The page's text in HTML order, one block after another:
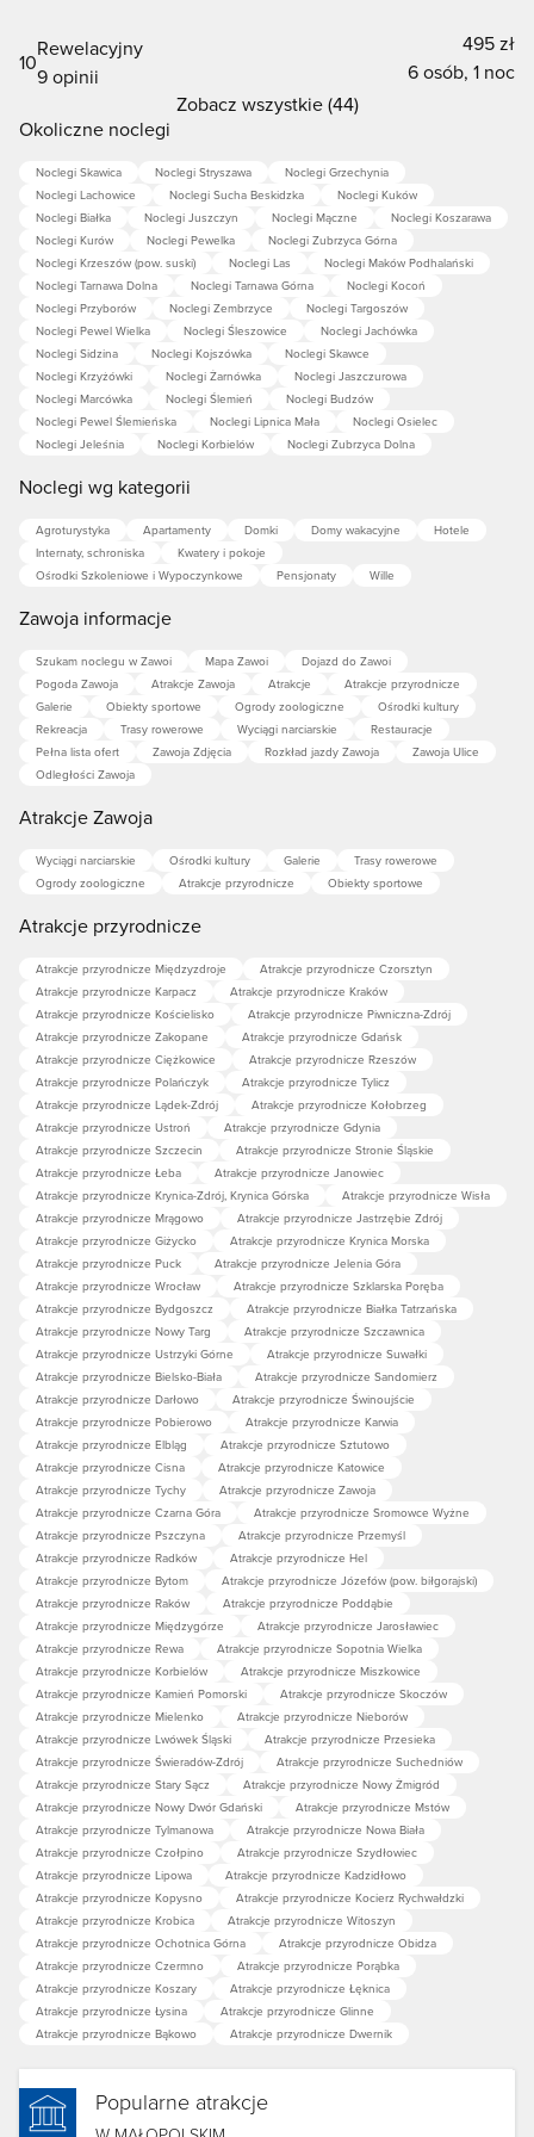
Diabła, Diabelski szczyt,
Polskie Kilimandżaro.
Szczyt Babiej Góry
2,5 godziny marszu z najpopularniejszej bazy
wypadowej - Przełęczy Krowiarki wystarczy, aby
stanąć na Babiej Górze. Jak przystało na Koronę Gór
Polskich - szczyt Babiej Góry jestbardzo rozległy
Dzięki temu, przy odpowiedniej aurze możemy
podziwiać piękne krajobrazy i nie musimy się tłoczyć,
jak np. na Giewoncie. A ci, którzy podejmą wyzwanie,
aby obejrzeć tam wschód albo zachód słońca i trafią na
okno pogodowe, na pewno nie będą żałować -
Beskidy - najpiękniejsze pasmo górskie w Polsce-
zachwycają o każdej porze roku.
Wierzchołki masywu Babiej Góry
Diablak -1725 m n.p.m.
Najwyższy wierzchołek Babiej Góry to Diablak (po
słowacku Babia Hora), który wyróżnia się wybitnymi
walorami widokowymi.
świata zapiera dech w piersiach, bo gdzie się nie
obejrzeć tam góry.
tatrzańskie szczyty. Widać również wierzchołki Małej
Fatry, Wielki Chocz i Jezioro Orawskie. W kierunku
północnym roztacza się przepiękna panorama
obejmującaBeskid Żywiecki, Śląski i Makowski. Na
wschodzie mamy pasmo Policy(1369m n.p.m.)
WyspowyiGorce. W kierunku zachodnim zacnie
ukazuje się Mała Babia Góra, Mędralowa i Pilsko. Przy
sprzyjającej pogodzie dostrzeżecie równieżSkrzyczne
(1257 m n.p.m.)iBaranią Górę(1220 m n.p.m).
Skąd nazwa Diablak?
Legenda głosi, że diabeł budował tam zamek na
zlecenie zbója. Czort nie ukończył warowni do świtu i
gdy kogut zapiał o poranku, zamek rozsypał się,
grzebiąc pod stertą kamieni tego arcyłotra. Do dziś na
szczycie Babiej Góry słychać odgłosy szurającej po
kamieniach ciupagi.
Z Babią Górą związane są również niezwykłe
legendy
o czarownicach. Według podań ludowych na Diablaku
spotykały się czarownice na sabaty - stąd też
diabelskie skojarzenia góry.
Obiekty na Diablaku:
kamienny mur, który został wybudowany przez
turystów w celu ochrony przed wiatrem,
kamienny ołtarz polowy, gdzie każdego roku we
wrześniu odprawiana jest tzw. „GOPRowska”, czyli
msza święta w intencji ludzi gór,
tablice pamiątkowe
poświęcone legionom
polskim oraz Janowi Pawłowi II,
obeliskna pamiątkę zdobycia Diablaka przez
arcyksięcia Józefa Habsburga w 1806 r. Postawili
10
Rewelacyjny
9 opinii
495 zł
6 osób, 1 noc
Zobacz wszystkie (44)
Okoliczne noclegi
Noclegi Skawica Noclegi Stryszawa
Noclegi Grzechynia
Noclegi Lachowice
Noclegi Sucha Beskidzka
Noclegi Kuków
Noclegi Białka
Noclegi Juszczyn Noclegi Mączne
Noclegi Koszarawa
Noclegi Kurów
Noclegi Pewelka
Noclegi Zubrzyca Górna
Noclegi Krzeszów (pow. suski)
Noclegi Las
Noclegi Maków Podhalański
Noclegi Tarnawa Dolna
Noclegi Tarnawa Górna
Noclegi Kocoń
Noclegi Przyborów
Noclegi Zembrzyce
Noclegi Targoszów
Noclegi Pewel Wielka
Noclegi Śleszowice
Noclegi Jachówka
Noclegi Sidzina
Noclegi Kojszówka
Noclegi Skawce
Noclegi Krzyżówki
Noclegi Żarnówka
Noclegi Jaszczurowa
Noclegi Marcówka
Noclegi Ślemień
Noclegi Budzów
Noclegi Pewel Ślemieńska
Noclegi Lipnica Mała
Noclegi Osielec
Noclegi Jeleśnia
Noclegi Korbielów Noclegi Zubrzyca Dolna
Noclegi wg kategorii
Agroturystyka Apartamenty Domki Domy wakacyjne
Hotele
Internaty, schroniska
Kwatery i pokoje
Ośrodki Szkoleniowe i Wypoczynkowe
Pensjonaty Wille
Zawoja informacje
Szukam noclegu w Zawoi Mapa Zawoi
Dojazd do Zawoi
Pogoda Zawoja
Atrakcje Zawoja Atrakcje
Atrakcje przyrodnicze
Galerie
Obiekty sportowe Ogrody zoologiczne
Ośrodki kultury
Rekreacja
Trasy rowerowe Wyciągi narciarskie
Restauracje
Pełna lista ofert
Zawoja Zdjęcia Rozkład jazdy Zawoja
Zawoja Ulice
Odległości Zawoja
Atrakcje Zawoja
Wyciągi narciarskie Ośrodki kultury Galerie
Trasy rowerowe
Ogrody zoologiczne
Atrakcje przyrodnicze Obiekty sportowe
Atrakcje przyrodnicze
Atrakcje przyrodnicze Międzyzdroje
Atrakcje przyrodnicze Czorsztyn
Atrakcje przyrodnicze Karpacz
Atrakcje przyrodnicze Kraków
Atrakcje przyrodnicze Kościelisko
Atrakcje przyrodnicze Piwniczna-Zdrój
Atrakcje przyrodnicze Zakopane
Atrakcje przyrodnicze Gdańsk
Atrakcje przyrodnicze Ciężkowice
Atrakcje przyrodnicze Rzeszów
Atrakcje przyrodnicze Polańczyk
Atrakcje przyrodnicze Tylicz
Atrakcje przyrodnicze Lądek-Zdrój
Atrakcje przyrodnicze Kołobrzeg
Atrakcje przyrodnicze Ustroń
Atrakcje przyrodnicze Gdynia
Atrakcje przyrodnicze Szczecin
Atrakcje przyrodnicze Stronie Śląskie
Atrakcje przyrodnicze Łeba
Atrakcje przyrodnicze Janowiec
Atrakcje przyrodnicze Krynica-Zdrój, Krynica Górska
Atrakcje przyrodnicze Wisła
Atrakcje przyrodnicze Mrągowo
Atrakcje przyrodnicze Jastrzębie Zdrój
Atrakcje przyrodnicze Giżycko
Atrakcje przyrodnicze Krynica Morska
Atrakcje przyrodnicze Puck
Atrakcje przyrodnicze Jelenia Góra
Atrakcje przyrodnicze Wrocław
Atrakcje przyrodnicze Szklarska Poręba
Atrakcje przyrodnicze Bydgoszcz
Atrakcje przyrodnicze Białka Tatrzańska
Atrakcje przyrodnicze Nowy Targ
Atrakcje przyrodnicze Szczawnica
Atrakcje przyrodnicze Ustrzyki Górne
Atrakcje przyrodnicze Suwałki
Atrakcje przyrodnicze Bielsko-Biała
Atrakcje przyrodnicze Sandomierz
Atrakcje przyrodnicze Darłowo
Atrakcje przyrodnicze Świnoujście
Atrakcje przyrodnicze Pobierowo
Atrakcje przyrodnicze Karwia
Atrakcje przyrodnicze Elbląg
Atrakcje przyrodnicze Sztutowo
Atrakcje przyrodnicze Cisna
Atrakcje przyrodnicze Katowice
Atrakcje przyrodnicze Tychy
Atrakcje przyrodnicze Zawoja
Atrakcje przyrodnicze Czarna Góra
Atrakcje przyrodnicze Sromowce Wyżne
Atrakcje przyrodnicze Pszczyna
Atrakcje przyrodnicze Przemyśl
Atrakcje przyrodnicze Radków
Atrakcje przyrodnicze Hel
Atrakcje przyrodnicze Bytom
Atrakcje przyrodnicze Józefów (pow. biłgorajski)
Atrakcje przyrodnicze Raków
Atrakcje przyrodnicze Poddąbie
Atrakcje przyrodnicze Międzygórze
Atrakcje przyrodnicze Jarosławiec
Atrakcje przyrodnicze Rewa
Atrakcje przyrodnicze Sopotnia Wielka
Atrakcje przyrodnicze Korbielów
Atrakcje przyrodnicze Miszkowice
Atrakcje przyrodnicze Kamień Pomorski
Atrakcje przyrodnicze Skoczów
Atrakcje przyrodnicze Mielenko
Atrakcje przyrodnicze Nieborów
Atrakcje przyrodnicze Lwówek Śląski
Atrakcje przyrodnicze Przesieka
Atrakcje przyrodnicze Świeradów-Zdrój
Atrakcje przyrodnicze Suchedniów
Atrakcje przyrodnicze Stary Sącz
Atrakcje przyrodnicze Nowy Żmigród
Atrakcje przyrodnicze Nowy Dwór Gdański
Atrakcje przyrodnicze Mstów
Atrakcje przyrodnicze Tylmanowa
Atrakcje przyrodnicze Nowa Biała
Atrakcje przyrodnicze Czołpino
Atrakcje przyrodnicze Szydłowiec
Atrakcje przyrodnicze Lipowa
Atrakcje przyrodnicze Kadzidłowo
Atrakcje przyrodnicze Kopysno
Atrakcje przyrodnicze Kocierz Rychwałdzki
Atrakcje przyrodnicze Krobica
Atrakcje przyrodnicze Witoszyn
Atrakcje przyrodnicze Ochotnica Górna
Atrakcje przyrodnicze Obidza
Atrakcje przyrodnicze Czermno
Atrakcje przyrodnicze Porąbka
Atrakcje przyrodnicze Koszary
Atrakcje przyrodnicze Łęknica
Atrakcje przyrodnicze Łysina
Atrakcje przyrodnicze Glinne
Atrakcje przyrodnicze Bąkowo
Atrakcje przyrodnicze Dwernik
Popularne atrakcje